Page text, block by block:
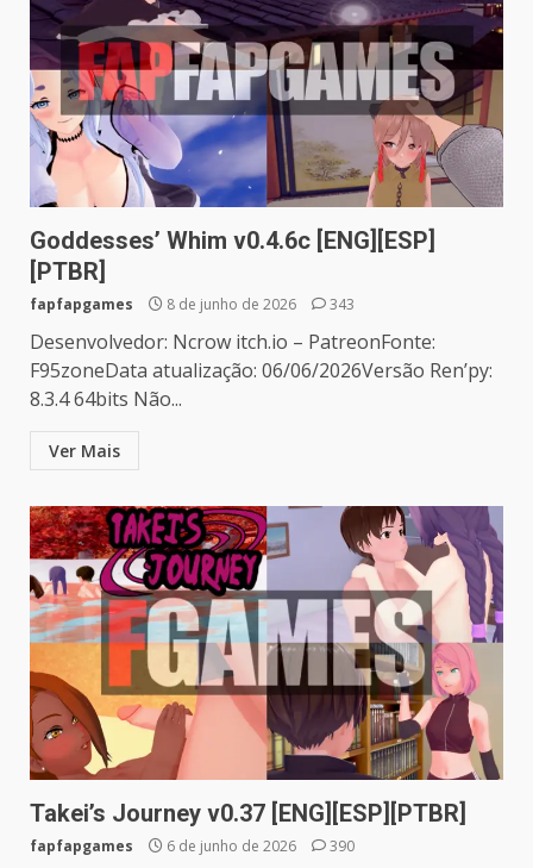
Goddesses’ Whim v0.4.6c [ENG][ESP]
[PTBR]
fapfapgames 8 de junho de 2026 343
Desenvolvedor: Ncrow itch.io – PatreonFonte:
F95zoneData atualização: 06/06/2026Versão Ren’py:
8.3.4 64bits Não...
Ver Mais
Takei’s Journey v0.37 [ENG][ESP][PTBR]
fapfapgames 6 de junho de 2026 390